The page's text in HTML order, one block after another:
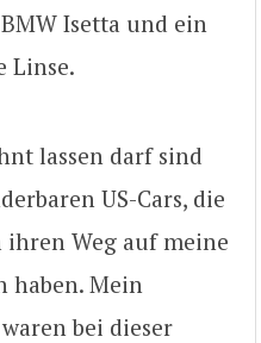
Isetta und ein
Linse.
lassen darf sind
US-Cars, die
Weg auf meine
haben. Mein
bei dieser